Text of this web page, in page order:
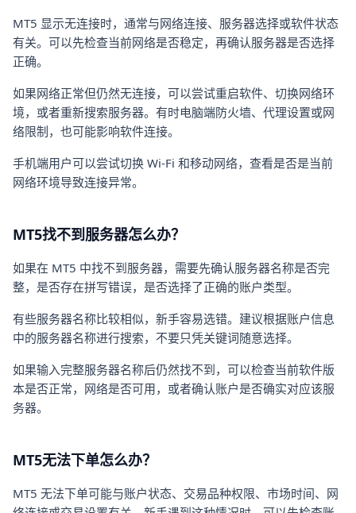
MT5 显示无连接时，通常与网络连接、服务器选择或软件状态
有关。可以先检查当前网络是否稳定，再确认服务器是否选择
正确。
如果网络正常但仍然无连接，可以尝试重启软件、切换网络环
境，或者重新搜索服务器。有时电脑端防火墙、代理设置或网
络限制，也可能影响软件连接。
手机端用户可以尝试切换 Wi-Fi 和移动网络，查看是否是当前
网络环境导致连接异常。
MT5找不到服务器怎么办？
如果在 MT5 中找不到服务器，需要先确认服务器名称是否完
整，是否存在拼写错误，是否选择了正确的账户类型。
有些服务器名称比较相似，新手容易选错。建议根据账户信息
中的服务器名称进行搜索，不要只凭关键词随意选择。
如果输入完整服务器名称后仍然找不到，可以检查当前软件版
本是否正常，网络是否可用，或者确认账户是否确实对应该服
务器。
MT5无法下单怎么办？
MT5 无法下单可能与账户状态、交易品种权限、市场时间、网